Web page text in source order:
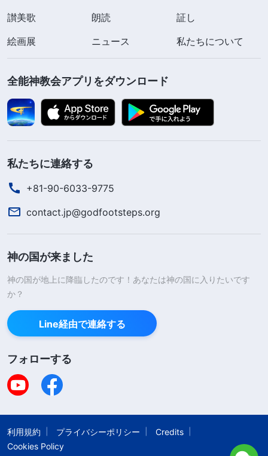
「この人たちはいつも『人民警察』を自称し、
『悪人を除去し、良民の平和を守る』ことを目指す
と言うけど、実際には単なる暴漢、盗賊、裏社会の
殺し屋集団。正義を狙い撃ちし、善良で立派な市民
「この警官たちは法律を破って犯罪を犯す人た
ちは見のがして法律の対象から外している。でも私
たちはただ神様を信じ、御言葉を読み、正しい人生
の道を歩んでいるだけなのにこの野蛮な連中に一番
よこしまで、正義をひっくり返している」
が、自分の霊的背丈があまりにも小さく、彼らの残
酷な処罰と拷問に耐えられないことを自覚していた
さるよう嘆願しました。
ちょうどその瞬間、神の御言葉が私を啓いてく
ださったのです。
信仰とは一本の丸太橋のようものである。卑
屈になって命にしがみつく者がそれを渡るのは困難
だが、自らを進んで犠牲にする者には不安なく渡る
讃美歌
朗読
証し
絵画展
ニュース 私たちについて
全能神教会アプリをダウンロード
私たちに連絡する
+81-90-6033-9775
contact.jp@godfootsteps.org
神の国が来ました
神の国が地上に降臨したのです！あなたは神の国に入りたいです
か？
Line経由で連絡する
フォローする
利用規約 プライバシーポリシー
Credits
Cookies Policy